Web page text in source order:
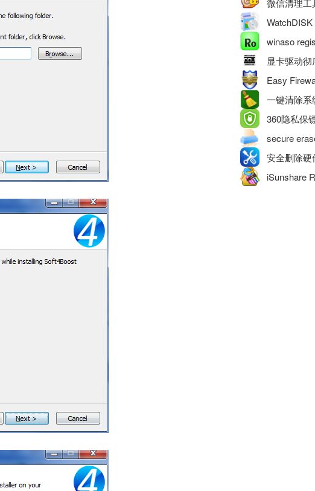
WatchDISK
winaso
显卡驱动彻
Easy
一键清除系
360隐私保
secure
安全删除
iSunshare